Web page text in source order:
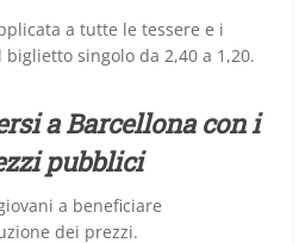
a tutte le tessere e i
singolo da 2,40 a 1,20.
a Barcellona con i
pubblici
a beneficiare
dei prezzi.